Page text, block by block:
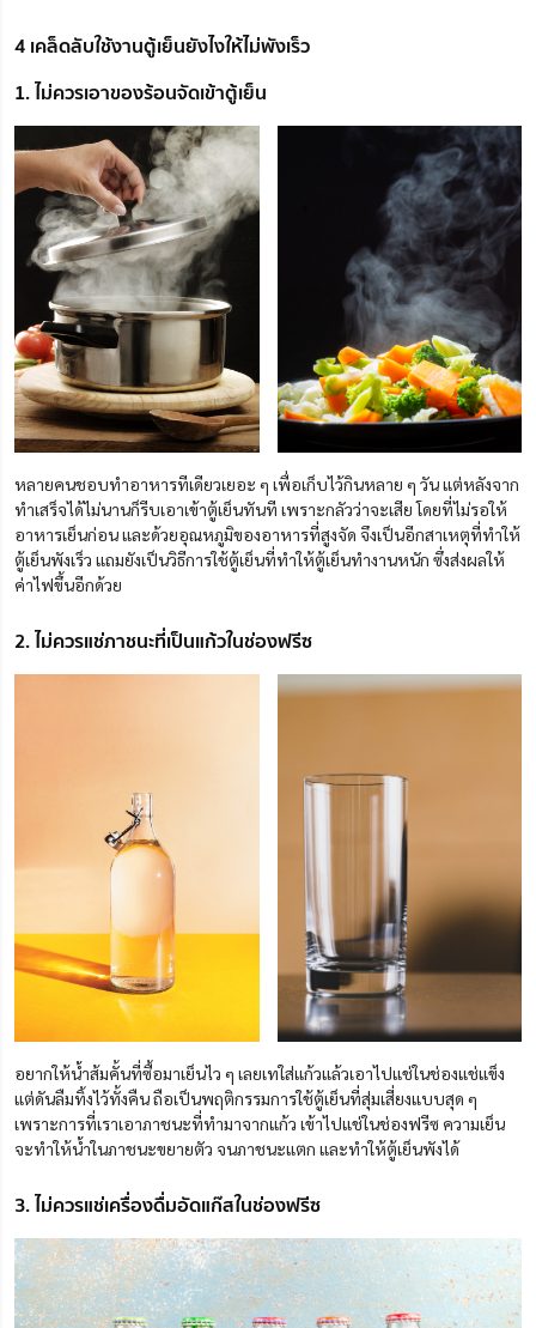
4 เคล็ดลับใช้งานตู้เย็นยังไงให้ไม่พังเร็ว
1. ไม่ควรเอาของร้อนจัดเข้าตู้เย็น
หลายคนชอบทำอาหารทีเดียวเยอะ ๆ เพื่อเก็บไว้กินหลาย ๆ วัน แต่หลังจาก
ทำเสร็จได้ไม่นานก็รีบเอาเข้าตู้เย็นทันที เพราะกลัวว่าจะเสีย โดยที่ไม่รอให้
อาหารเย็นก่อน และด้วยอุณหภูมิของอาหารที่สูงจัด จึงเป็นอีกสาเหตุที่ทำให้
ตู้เย็นพังเร็ว แถมยังเป็นวิธีการใช้ตู้เย็นที่ทำให้ตู้เย็นทำงานหนัก ซึ่งส่งผลให้
ค่าไฟขึ้นอีกด้วย
2. ไม่ควรแช่ภาชนะที่เป็นแก้วในช่องฟรีซ
อยากให้น้ำส้มคั้นที่ซื้อมาเย็นไว ๆ เลยเทใส่แก้วแล้วเอาไปแช่ในช่องแช่แข็ง
แต่ดันลืมทิ้งไว้ทั้งคืน ถือเป็นพฤติกรรมการใช้ตู้เย็นที่สุ่มเสี่ยงแบบสุด ๆ
เพราะการที่เราเอาภาชนะที่ทำมาจากแก้ว เข้าไปแช่ในช่องฟรีซ ความเย็น
จะทำให้น้ำในภาชนะขยายตัว จนภาชนะแตก และทำให้ตู้เย็นพังได้
3. ไม่ควรแช่เครื่องดื่มอัดแก๊สในช่องฟรีซ